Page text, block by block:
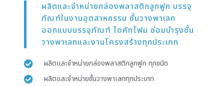
ผลิตและจำหน่ายกล่องพลาสติกลูกฟูก บรรจุ
ภัณฑ์ในงานอุตสาหกรรม ชั้นวางพาเลท
ออกแบบบรรจุภัณฑ์ ไดคัทโฟม ซ่อมบำรุงชั้น
วางพาเลทและงานโครงสร้างทุกประเภท
ผลิตและจำหน่ายกล่องพลาสติกลูกฟูก ทุกชนิด
ผลิตและจำหน่ายชั้นวางพาเลททุกประเภท